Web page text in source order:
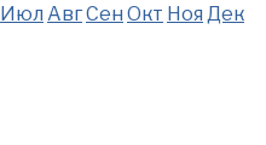
Июл АвгСен Окт Ноя Дек